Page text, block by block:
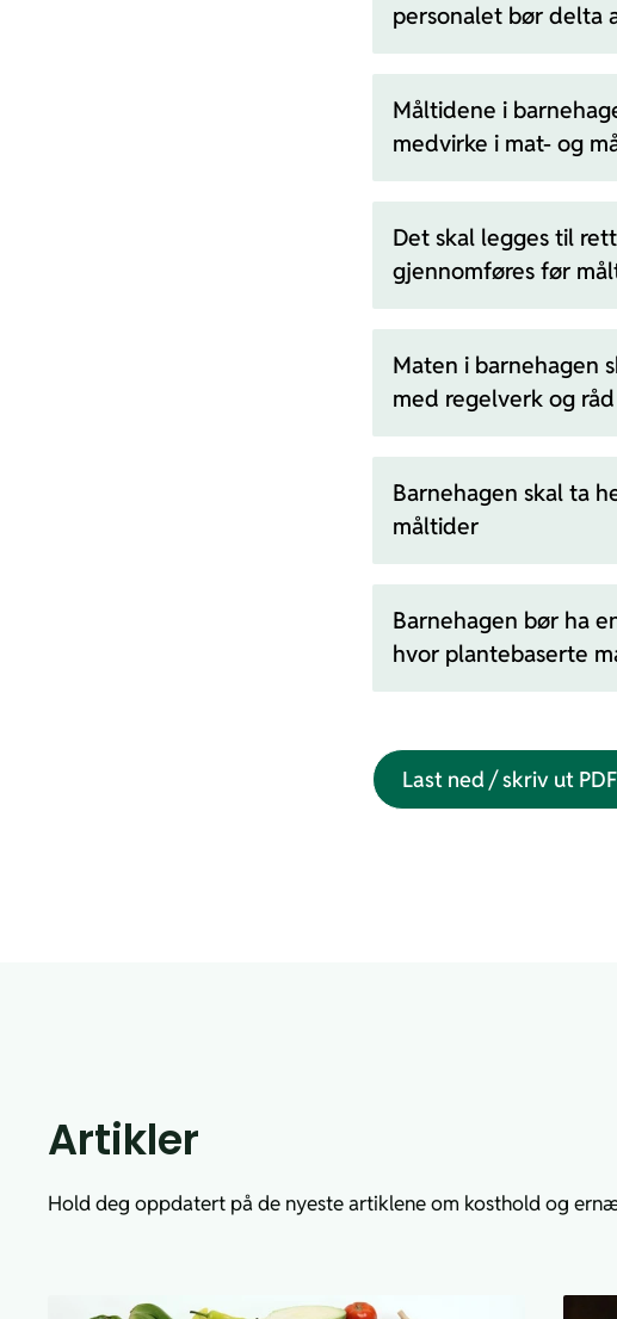
personalet bør delta
Måltidene i
medvirke i mat- og
Det skal legges til
gjennomføres før
Maten i barnehagen
med regelverk og
Barnehagen skal ta
måltider
Barnehagen bør ha
hvor plantebaserte
Last ned / skriv ut PDF
Artikler
Hold deg oppdatert på de nyeste artiklene om kosthold og